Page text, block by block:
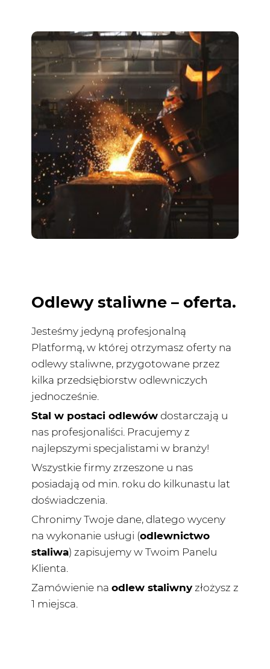
Odlewy staliwne – oferta.
Jesteśmy jedyną profesjonalną
Platformą, w której otrzymasz oferty na
odlewy staliwne, przygotowane przez
kilka przedsiębiorstw odlewniczych
jednocześnie.
Stal w postaci odlewów dostarczają u
nas profesjonaliści. Pracujemy z
najlepszymi specjalistami w branży!
Wszystkie firmy zrzeszone u nas
posiadają od min. roku do kilkunastu lat
doświadczenia.
Chronimy Twoje dane, dlatego wyceny
na wykonanie usługi (odlewnictwo
staliwa) zapisujemy w Twoim Panelu
Klienta.
Zamówienie na odlew staliwnyzłożysz z
1 miejsca.